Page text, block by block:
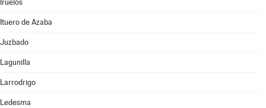
Iruelos
Ituero de Azaba
Juzbado
Lagunilla
Larrodrigo
Ledesma